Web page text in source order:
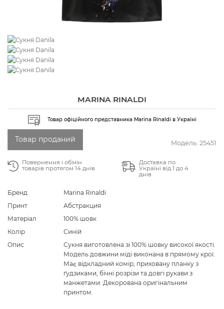
MARINA RINALDI
Товар офіційного представника Marina Rinaldi в Україні
Модель: 25451
Товар проданий
Повернення і обмін
товарів протягом 14 днів
Доставка по
Україні від 1 до 4
днів
Бренд
Marina Rinaldi
Принт
Абстракция
Матеріал
100% шовк
Колір
Синій
Опис
Сукня виготовлена зі 100% шовку високої якості.
Модель довжини міді виконана в прямому крої.
Має відкладний комір, приховану планку з
ґудзиками, бічні розрізи та довгі рукави з
манжетами. Декорована оригінальним
принтом.